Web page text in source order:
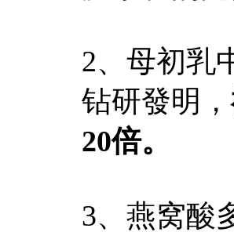
2、母初乳
钻研發明，
20倍。
3、燕窝酸